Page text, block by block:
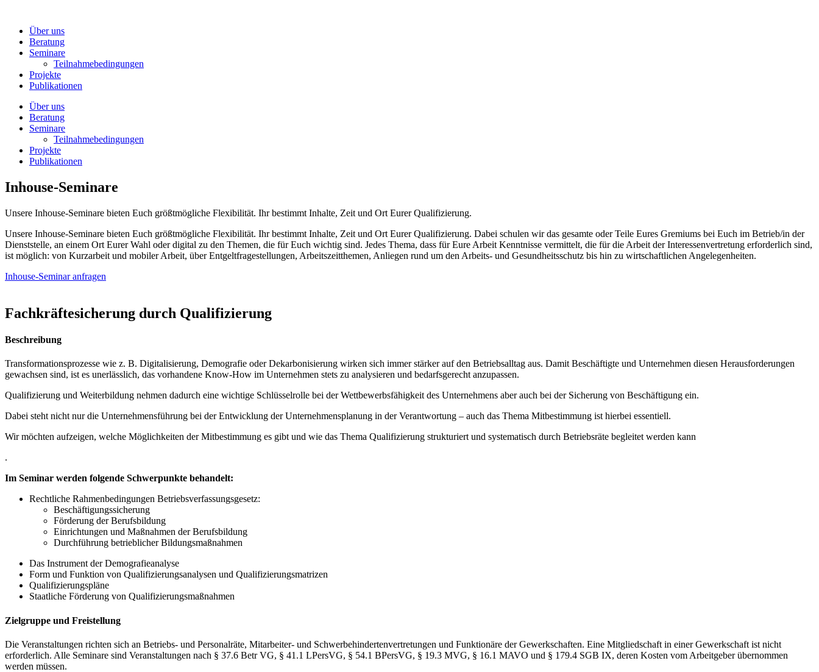
wechselnÜber uns
Beratung
Seminare
Teilnahmebedingungen
Projekte
Publikationen
Über uns
Beratung
Seminare
Teilnahmebedingungen
Projekte
Publikationen
Inhouse-Seminare
Unsere Inhouse-Seminare bieten Euch größtmögliche Flexibilität. Ihr bestimmt Inhalte, Zeit und Ort Eurer Qualifizierung.
Unsere Inhouse-Seminare bieten Euch größtmögliche Flexibilität. Ihr bestimmt Inhalte, Zeit und Ort Eurer Qualifizierung. Dabei schulen wir das gesamte oder Teile Eures Gremiums bei Euch im Betrieb/in der
Dienststelle, an einem Ort Eurer Wahl oder digital zu den Themen, die für Euch wichtig sind. Jedes Thema, dass für Eure Arbeit Kenntnisse vermittelt, die für die Arbeit der Interessenvertretung erforderlich sind,
ist möglich: von Kurzarbeit und mobiler Arbeit, über Entgeltfragestellungen, Arbeitszeitthemen, Anliegen rund um den Arbeits- und Gesundheitsschutz bis hin zu wirtschaftlichen Angelegenheiten.
Inhouse-Seminar anfragen
Fachkräftesicherung durch Qualifizierung
Beschreibung
Transformationsprozesse wie z. B. Digitalisierung, Demografie oder Dekarbonisierung wirken sich immer stärker auf den Betriebsalltag aus. Damit Beschäftigte und Unternehmen diesen Herausforderungen
gewachsen sind, ist es unerlässlich, das vorhandene Know-How im Unternehmen stets zu analysieren und bedarfsgerecht anzupassen.
Qualifizierung und Weiterbildung nehmen dadurch eine wichtige Schlüsselrolle bei der Wettbewerbsfähigkeit des Unternehmens aber auch bei der Sicherung von Beschäftigung ein.
Dabei steht nicht nur die Unternehmensführung bei der Entwicklung der Unternehmensplanung in der Verantwortung – auch das Thema Mitbestimmung ist hierbei essentiell.
Wir möchten aufzeigen, welche Möglichkeiten der Mitbestimmung es gibt und wie das Thema Qualifizierung strukturiert und systematisch durch Betriebsräte begleitet werden kann
.
Im Seminar werden folgende Schwerpunkte behandelt:
Rechtliche Rahmenbedingungen Betriebsverfassungsgesetz:
Beschäftigungssicherung
Förderung der Berufsbildung
Einrichtungen und Maßnahmen der Berufsbildung
Durchführung betrieblicher Bildungsmaßnahmen
Das Instrument der Demografieanalyse
Form und Funktion von Qualifizierungsanalysen und Qualifizierungsmatrizen
Qualifizierungspläne
Staatliche Förderung von Qualifizierungsmaßnahmen
Zielgruppe und Freistellung
Die Veranstaltungen richten sich an Betriebs- und Personalräte, Mitarbeiter- und Schwerbehindertenvertretungen und Funktionäre der Gewerkschaften. Eine Mitgliedschaft in einer Gewerkschaft ist nicht
erforderlich. Alle Seminare sind Veranstaltungen nach § 37.6 Betr VG, § 41.1 LPersVG, § 54.1 BPersVG, § 19.3 MVG, § 16.1 MAVO und § 179.4 SGB IX, deren Kosten vom Arbeitgeber übernommen
werden müssen.